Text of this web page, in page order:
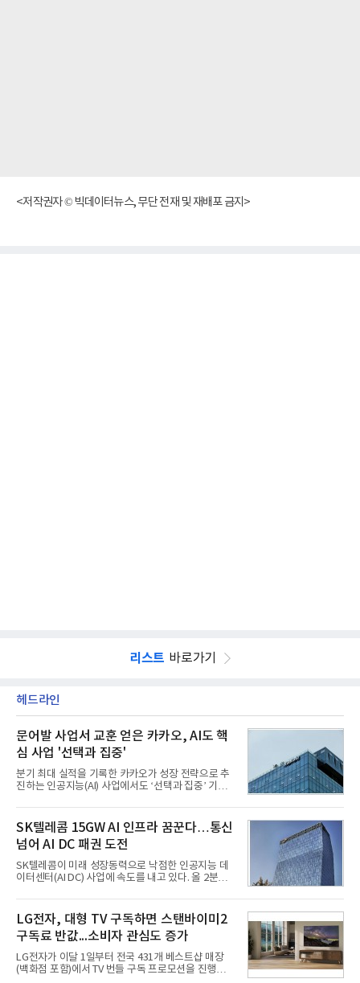
<저작권자 © 빅데이터뉴스, 무단 전재 및 재배포 금지>
리스트 바로가기
헤드라인
문어발 사업서 교훈 얻은 카카오, AI도 핵
심 사업 '선택과 집중'
분기 최대 실적을 기록한 카카오가 성장 전략으로 추
진하는 인공지능(AI) 사업에서도 ‘선택과 집중’ 기조
라 투자에 나서는 것과 달리, 카카오는 ‘카카오톡’이
라는 플랫폼 경쟁력을 활용한 AI 에이전트 서비스에
집중하는 전략이다. 과거 무리한 사업 확장 과정에서
겪었던 시행착오를 되풀이하지 않고 핵심 역량에 집
중하겠다는 취지로 풀이된다.7일 업계에 따르면 카카
오는 올해 2분기 연결 기준 매출 2조985억원, 영업이
익 2770억원을 기록했다. 전년 동기 대비 매출과 영업
은 4884억
SK텔레콤 15GW AI 인프라 꿈꾼다…통신
넘어 AI DC 패권 도전
SK텔레콤이 미래 성장동력으로 낙점한 인공지능 데
이터센터(AI DC) 사업에 속도를 내고 있다. 올 2분기
는 2035년까지 총 15GW(기가와트) 규모의 AI DC를
구축하겠다는 대형 청사진을 제시하면서다. 이에 따
라 경쟁 구도 역시 이동통신사인 KT, LG유플러스를
넘어 네이버, 삼성SDS 등 IT 인프라 기업으로 확장되
고 있다.7일 SK텔레콤에 따르면 회사는 올해 2분기
연결 기준 매출 4조 3591억원, 영업이익 5660억원을
기록했다. 매출은 전년 동기 대비 0.5%, 영업이익은
LG전자, 대형 TV 구독하면 스탠바이미2
구독료 반값...소비자 관심도 증가
LG전자가 이달 1일부터 전국 431개 베스트샵 매장
(백화점 포함)에서 TV 번들 구독 프로모션을 진행하고